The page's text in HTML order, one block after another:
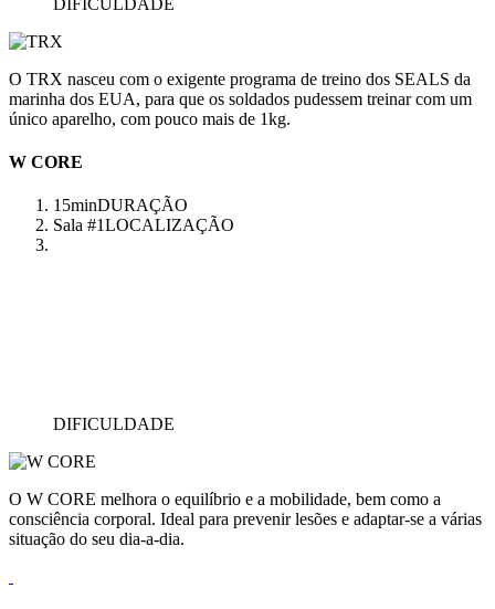
O TRX nasceu com o exigente programa de treino dos SEALS da
marinha dos EUA, para que os soldados pudessem treinar com um
único aparelho, com pouco mais de 1kg.
W CORE
15minDURAÇÃO
Sala #1LOCALIZAÇÃO
DIFICULDADE
O W CORE melhora o equilíbrio e a mobilidade, bem como a
consciência corporal. Ideal para prevenir lesões e adaptar-se a várias
situação do seu dia-a-dia.